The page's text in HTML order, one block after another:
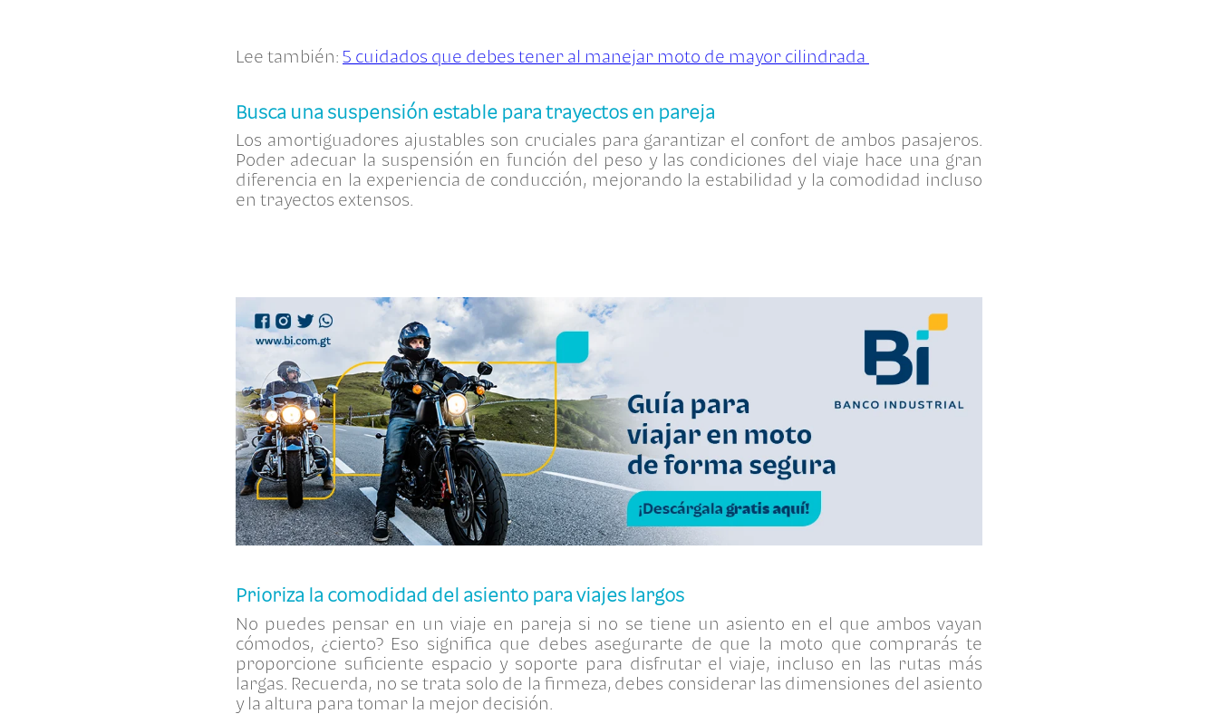
Lee también: 5 cuidados que debes tener al manejar moto de mayor cilindrada
Busca una suspensión estable para trayectos en pareja
Los amortiguadores ajustables son cruciales para garantizar el confort de ambos pasajeros.
Poder adecuar la suspensión en función del peso y las condiciones del viaje hace una gran
diferencia en la experiencia de conducción, mejorando la estabilidad y la comodidad incluso
en trayectos extensos.
Prioriza la comodidad del asiento para viajes largos
No puedes pensar en un viaje en pareja si no se tiene un asiento en el que ambos vayan
cómodos, ¿cierto? Eso significa que debes asegurarte de que la moto que comprarás te
proporcione suficiente espacio y soporte para disfrutar el viaje, incluso en las rutas más
largas. Recuerda, no se trata solo de la firmeza, debes considerar las dimensiones del asiento
y la altura para tomar la mejor decisión.